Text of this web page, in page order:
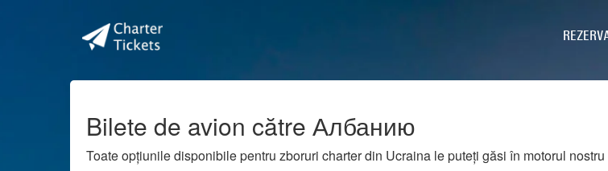
Bilete de avion către Албанию
Toate opțiunile disponibile pentru zboruri charter din Ucraina le puteți găsi în motorul